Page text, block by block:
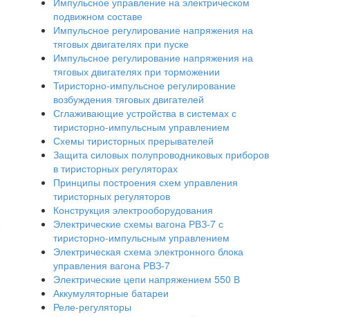
подвижном составе
Импульсное регулирование напряжения на
тяговых двигателях при пуске
Импульсное регулирование напряжения на
тяговых двигателях при торможении
Тиристорно-импульсное регулирование
возбуждения тяговых двигателей
Сглаживающие устройства в системах с
тиристорно-импульсным управлением
Схемы тиристорных прерывателей
Защита силовых полупроводниковых приборов
в тиристорных регуляторах
Принципы построения схем управления
тиристорных регуляторов
Конструкция электрооборудования
Электрические схемы вагона РВЗ-7 с
тиристорно-импульсным управлением
Электрическая схема электронного блока
управления вагона РВЗ-7
Электрические цепи напряжением 550 В
Аккумуляторные батареи
Реле-регуляторы